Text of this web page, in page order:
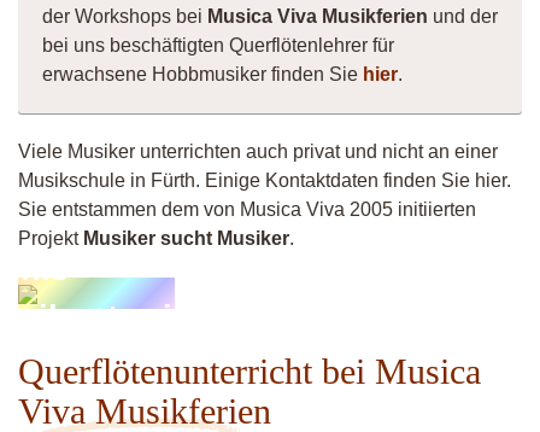
der Workshops bei Musica Viva Musikferien und der
bei uns beschäftigten Querflötenlehrer für
erwachsene Hobbmusiker finden Sie hier.
Viele Musiker unterrichten auch privat und nicht an einer
Musikschule in Fürth. Einige Kontaktdaten finden Sie hier.
Sie entstammen dem von Musica Viva 2005 initiierten
Projekt Musiker sucht Musiker.
Querflötenunterricht bei Musica
Viva Musikferien